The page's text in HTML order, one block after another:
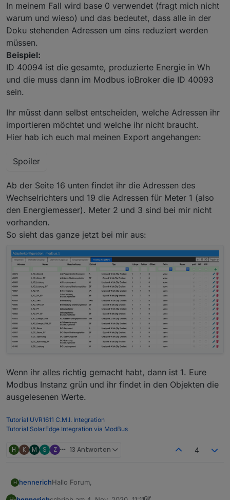
In meinem Fall wird base 0 verwendet (fragt mich nicht
warum und wieso) und das bedeutet, dass alle in der
Doku stehenden Adressen um eins reduziert werden
müssen.
Beispiel:
ID 40094 ist die gesamte, produzierte Energie in Wh
und die muss dann im Modbus ioBroker die ID 40093
sein.
Ihr müsst dann selbst entscheiden, welche Adressen ihr
importieren möchtet und welche ihr nicht braucht.
Hier hab ich euch mal meinen Export angehangen:
Spoiler
Ab der Seite 16 unten findet ihr die Adressen des
Wechselrichters und 19 die Adressen für Meter 1 (also
den Energiemesser). Meter 2 und 3 sind bei mir nicht
vorhanden.
So sieht das ganze jetzt bei mir aus:
Wenn ihr alles richtig gemacht habt, dann ist 1. Eure
Modbus Instanz grün und ihr findet in den Objekten die
ausgelesenen Werte.
Tutorial UVR1611 C.M.I. Integration
Tutorial SolarEdge Integration via ModBus
H K M S Z 13 Antworten 4
H hennerichHallo Forum,